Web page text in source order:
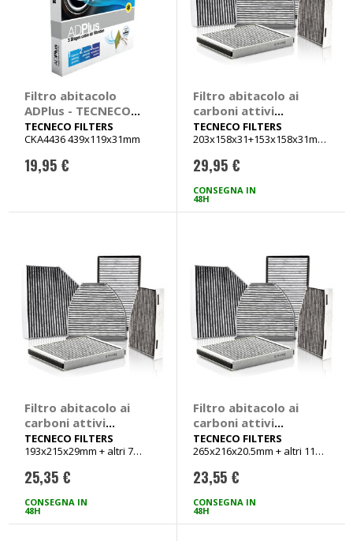
Filtro abitacolo
ADPlus - TECNECO
FILTERS Mini
Cooper, One
TECNECO FILTERS
CKA4436 439x119x31mm
19,95 €
Filtro abitacolo ai
carboni attivi
Carbon Air -
TECNECO FILTERS
Peugeot 207, 208
TECNECO FILTERS
203x158x31+153x158x31mm
29,95 €
CONSEGNA IN
48H
Filtro abitacolo ai
carboni attivi
Carbon Air -
TECNECO FILTERS
Outback, Toyota
Auris, Avensis,
Corolla, Rav-4,
Urban Cruiser,
TECNECO FILTERS
193x215x29mm + altri 7
25,35 €
CONSEGNA IN
48H
Filtro abitacolo ai
carboni attivi
Carbon Air -
TECNECO FILTERS
Citroen Nemo, Fiat
Doblo, Fiorino,
Grande Punto,
Punto Evo, Punto III,
TECNECO FILTERS
265x216x20.5mm + altri 11
23,55 €
CONSEGNA IN
48H